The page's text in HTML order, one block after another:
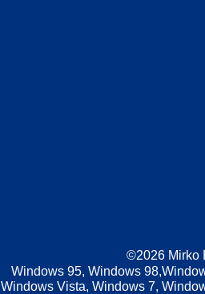
©2026 Mirko
Windows 95, Windows
Windows Vista, Windows 7,